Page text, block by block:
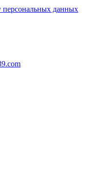
персональных данных